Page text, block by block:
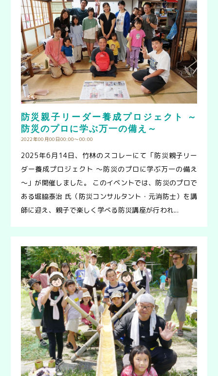
防災親子リーダー養成プロジェクト ～
防災のプロに学ぶ万一の備え～
2022年00月00日00:00〜00:00
2025年6月14日、竹林のスコレーにて「防災親子リー
ダー養成プロジェクト ～防災のプロに学ぶ万一の備え
～」が開催しました。 このイベントでは、防災のプロで
ある堀脇泰治 氏（防災コンサルタント・元消防士）を講
師に迎え、親子で楽しく学べる防災講座が行われ...